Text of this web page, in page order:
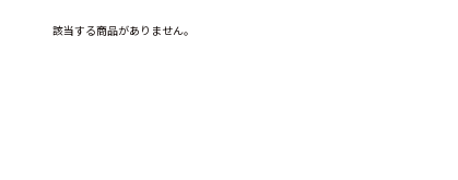
該当する商品がありません。